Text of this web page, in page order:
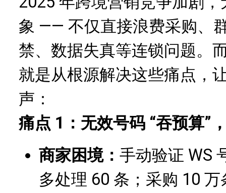
象 —— 不仅直接浪费采购、
禁、数据失真等连锁问题。
就是从根源解决这些痛点，
声：
痛点 1：无效号码 “吞预算”
商家困境： 手动验证 WS
多处理 60 条；采购 10